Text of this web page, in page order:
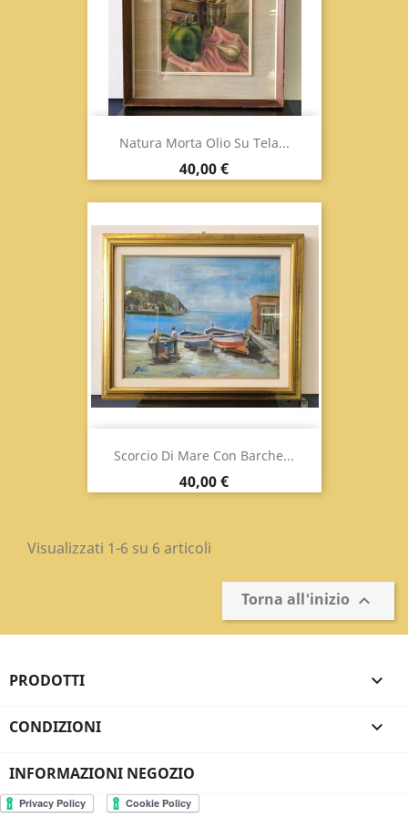
Natura Morta Olio Su Tela...
Prezzo
40,00 €
Scorcio Di Mare Con Barche...
Prezzo
40,00 €
Visualizzati 1-6 su 6 articoli
Torna all'inizio 
PRODOTTI 
CONDIZIONI 
INFORMAZIONI NEGOZIO